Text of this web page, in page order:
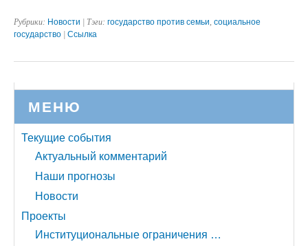
Рубрики: Новости | Тэги: государство против семьи социальное
государство | Ссылка
МЕНЮ
Текущие события
Актуальный комментарий
Наши прогнозы
Новости
Проекты
Институциональные ограничения …